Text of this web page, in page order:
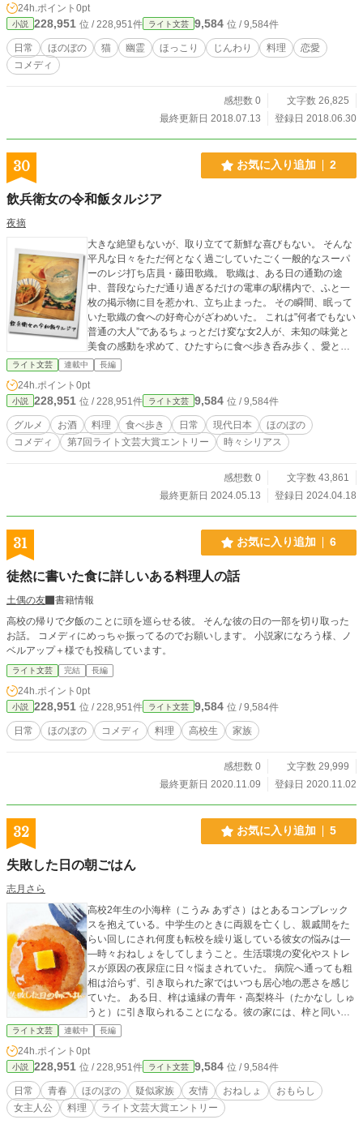
24h.ポイント 0pt
小説 228,951 位 / 228,951件 ライト文芸 9,584 位 / 9,584件
日常 ほのぼの 猫 幽霊 ほっこり じんわり 料理
恋愛
コメディ
感想数 0
文字数 26,825
最終更新日 2018.07.13
登録日 2018.06.30
30 お気に入り追加 2
飲兵衛女の令和飯タルジア
夜摘
大きな絶望もないが、取り立てて新鮮な喜びもない。 そんな
平凡な日々をただ何となく過ごしていたごく一般的なスーパ
ーのレジ打ち店員・藤田歌織。 歌織は、ある日の通勤の途
中、普段ならただ通り過ぎるだけの電車の駅構内で、ふと一
枚の掲示物に目を惹かれ、立ち止まった。 その瞬間、眠って
いた歌織の食への好奇心がざわめいた。 これは"何者でもない
普通の大人”であるちょっとだけ変な女2人が、未知の味覚と
美食の感動を求めて、ひたすらに食べ歩き呑み歩く、愛と感
動の物語である。 ※最初はお酒を飲んでませんが、そのうち
飲みだします。 ※二人で食べ・飲みに行くのが主題ですが、
一人飯・一人飲みエピソードも入る予定です。 ※作品情報の
画像は夜摘が撮った写真を写真加工ドットコム様で加工した
ものです。 2024.5.3 ※構成に納得がいかない部分が出てしま
った為、話の順番を一部変更しました。 既に読んで下さった
方は、混乱させてしまったらごめんなさい。 内容は小さな修
ライト文芸 連載中 長編
24h.ポイント 0pt
小説 228,951 位 / 228,951件 ライト文芸 9,584 位 / 9,584件
グルメ お酒 料理 食べ歩き 日常 現代日本
ほのぼの
コメディ
第7回ライト文芸大賞エントリー 時々シリアス
感想数 0
文字数 43,861
最終更新日 2024.05.13
登録日 2024.04.18
31 お気に入り追加 6
徒然に書いた食に詳しいある料理人の話
土偶の友
書籍情報
高校の帰りで夕飯のことに頭を巡らせる彼。 そんな彼の日の一部を切り取った
お話。 コメディにめっちゃ振ってるのでお願いします。 小説家になろう様、ノ
ベルアップ＋様でも投稿しています。
ライト文芸 完結 長編
24h.ポイント 0pt
小説 228,951 位 / 228,951件 ライト文芸 9,584 位 / 9,584件
日常 ほのぼの コメディ 料理 高校生 家族
感想数 0
文字数 29,999
最終更新日 2020.11.09
登録日 2020.11.02
32 お気に入り追加 5
失敗した日の朝ごはん
志月さら
高校2年生の小海梓（こうみ あずさ）はとあるコンプレック
スを抱えている。中学生のときに両親を亡くし、親戚間をた
らい回しにされ何度も転校を繰り返している彼女の悩みは―
―時々おねしょをしてしまうこと。生活環境の変化やストレ
スが原因の夜尿症に日々悩まされていた。 病院へ通っても粗
相は治らず、引き取られた家ではいつも居心地の悪さを感じ
ていた。 ある日、梓は遠縁の青年・高梨柊斗（たかなし しゅ
うと）に引き取られることになる。彼の家には、梓と同い年
の双子の姉弟・飯田野乃花（いいだ ののか）と柾樹（まさ
き）も訳あって居候をしていた。 三人は梓の“失敗”も嫌がる
ことなく、彼女の存在を受け入れてくれた。両親を亡くして
から初めて、自分の居場所を見つけることができた梓。いま
まで食事にも苦手意識のあった梓だが、彼らと食卓を共にす
ることで少しずつ食事を楽しめるようになっていく。 擬似家
族×ごはん×夜尿症 傷ついた少女のこころとからだを、おいし
ライト文芸 連載中 長編
24h.ポイント 0pt
小説 228,951 位 / 228,951件 ライト文芸 9,584 位 / 9,584件
日常 青春 ほのぼの 疑似家族 友情 おねしょ
おもらし
女主人公
料理 ライト文芸大賞エントリー